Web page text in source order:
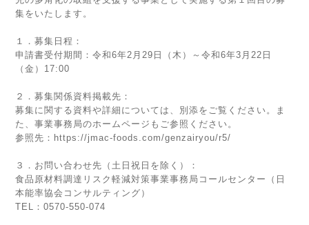
集をいたします。
１．募集日程：
申請書受付期間：令和6年2月29日（木）～令和6年3月22日
（金）17:00
２．募集関係資料掲載先：
募集に関する資料や詳細については、別添をご覧ください。ま
た、事業事務局のホームページもご参照ください。
参照先： https://jmac-foods.com/genzairyou/r5/
３．お問い合わせ先（土日祝日を除く）：
食品原材料調達リスク軽減対策事業事務局コールセンター（日
本能率協会コンサルティング）
TEL：0570-550-074